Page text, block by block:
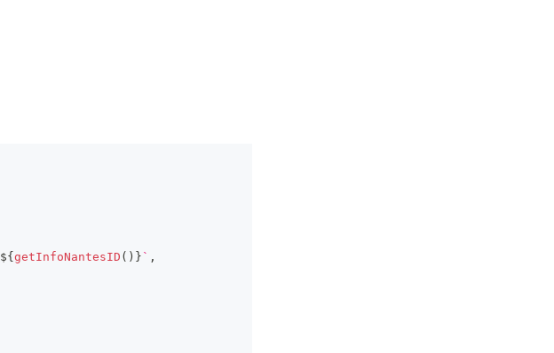
${ getInfoNantesID ( ) } ` ,